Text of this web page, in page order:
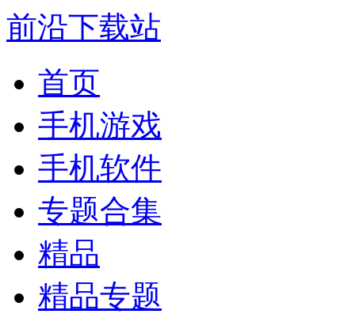
前沿下载站
首页
手机游戏
手机软件
专题合集
精品
精品专题